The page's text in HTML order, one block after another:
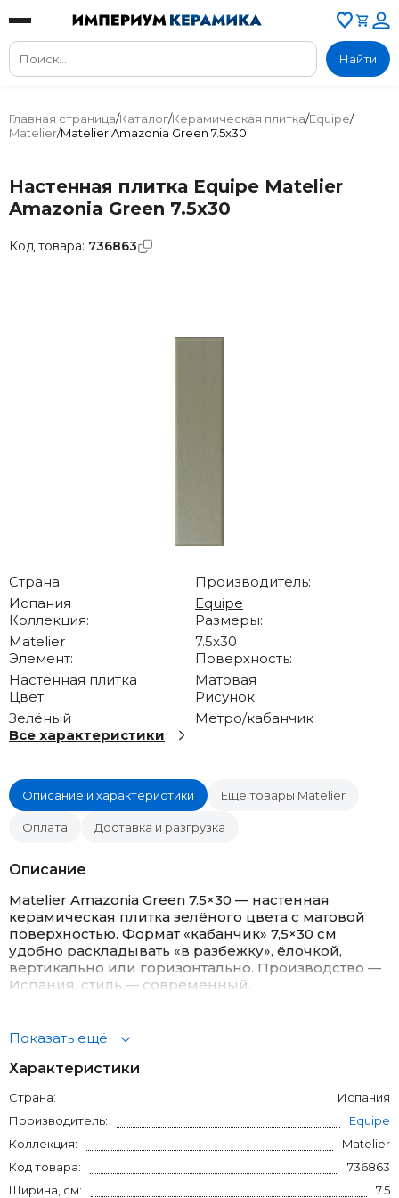
Найти
Главная страница/Каталог/Керамическая плитка/Equipe/
Matelier/Matelier Amazonia Green 7.5x30
Настенная плитка Equipe Matelier
Amazonia Green 7.5x30
Страна:
Испания
Производитель:
Equipe
Коллекция:
Matelier
Размеры:
7.5x30
Элемент:
Настенная плитка
Поверхность:
Матовая
Цвет:
Зелёный
Рисунок:
Метро/кабанчик
Все характеристики
Описание и характеристики Еще товары Matelier
Оплата Доставка и разгрузка
Описание
Matelier Amazonia Green 7.5×30 — настенная
керамическая плитка зелёного цвета с матовой
поверхностью. Формат «кабанчик» 7,5×30 см
удобно раскладывать «в разбежку», ёлочкой,
вертикально или горизонтально. Производство —
Испания, стиль — современный.
Плитка рассчитана на стены: фартук на кухне,
акцентная стенка в прихожей. Для пола не
Внешний вид и сочетания
Матовая поверхность не бликует и помогает
скрывать следы от воды. Зелёный тон хорошо
сочетается с белой сантехникой, светлым
деревом, бетоном, латунными и чёрными
Показать ещё
Характеристики
Страна:
Испания
Производитель:
Equipe
Коллекция:
Matelier
Код товара:
736863
Ширина, см:
7.5
Код товара: 736863